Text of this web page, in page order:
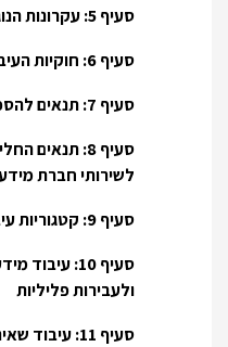
סעיף 5: עקרונות הנוגעים לעיבוד מידע אישי
סעיף 6: חוקיות העיבוד
סעיף 7: תנאים להסכמה
סעיף 8:
לשירותי חברת
סעיף 9: קטגוריות עיבוד מידע אישי מיוחדות
סעיף 10:
ולעבירות פליליות
סעיף 11: עיבוד שאינו מצריך זיהוי